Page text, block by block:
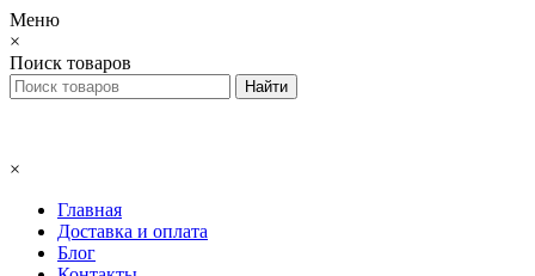
Меню
×
Поиск товаров
×
Главная
Доставка и оплата
Блог